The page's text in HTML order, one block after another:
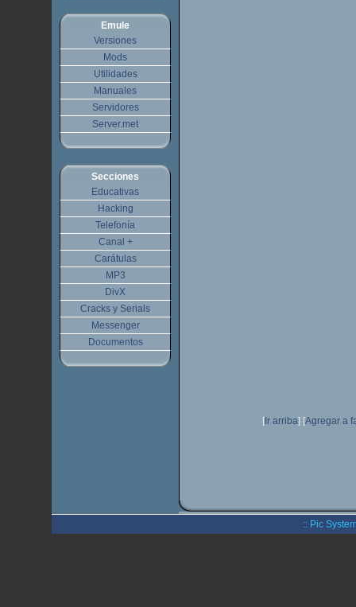
Emule
Versiones
Mods
Utilidades
Manuales
Servidores
Server.met
Secciones
Educativas
Hacking
Telefonía
Canal +
Carátulas
MP3
DivX
Cracks y Serials
Messenger
Documentos
[ Ir arriba] [Agregar a
:: Pic